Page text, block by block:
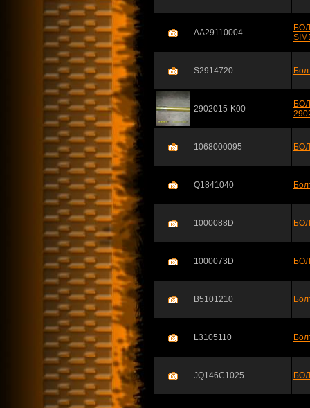
AA29110004
S2914720
2902015-K00
1068000095
Q1841040
1000088D
1000073D
B5101210
L3105110
JQ146C1025